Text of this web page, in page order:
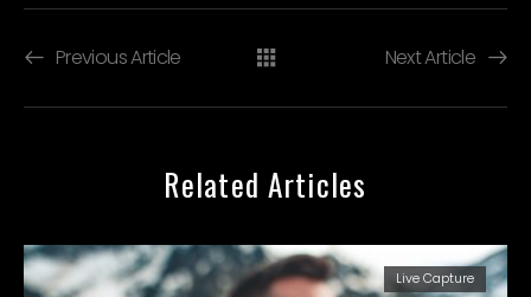
Previous Article Next Article
Related Articles
Live Capture